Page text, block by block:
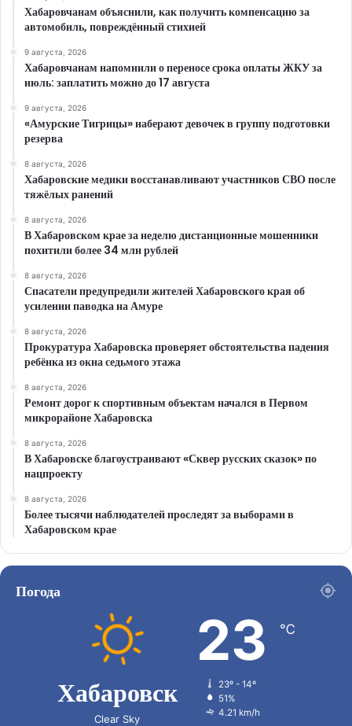
Хабаровчанам объяснили, как получить компенсацию за
автомобиль, повреждённый стихией
9 августа, 2026
Хабаровчанам напомнили о переносе срока оплаты ЖКУ за
июль: заплатить можно до 17 августа
9 августа, 2026
«Амурские Тигрицы» наберают девочек в группу подготовки
резерва
8 августа, 2026
Хабаровские медики восстанавливают участников СВО после
тяжёлых ранений
8 августа, 2026
В Хабаровском крае за неделю дистанционные мошенники
похитили более 34 млн рублей
8 августа, 2026
Спасатели предупредили жителей Хабаровского края об
усилении паводка на Амуре
8 августа, 2026
Прокуратура Хабаровска проверяет обстоятельства падения
ребёнка из окна седьмого этажа
8 августа, 2026
Ремонт дорог к спортивным объектам начался в Первом
микрорайоне Хабаровска
8 августа, 2026
В Хабаровске благоустраивают «Сквер русских сказок» по
нацпроекту
8 августа, 2026
Более тысячи наблюдателей проследят за выборами в
Хабаровском крае
Погода
Хабаровск
Clear Sky
23 ℃
23º - 14º
51%
4.21 km/h